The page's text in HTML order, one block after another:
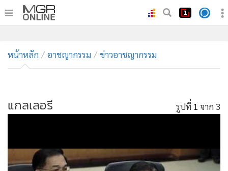
• ทันเหตุการณ์
• ภาคใต้
• Online Section
• บันเทิง
• คอลัมนิสต์
• ละคร
หน้าหลัก อาชญากรรม ข่าวอาชญากรรม
แกลเลอรี รูปที่ 1 จาก 3